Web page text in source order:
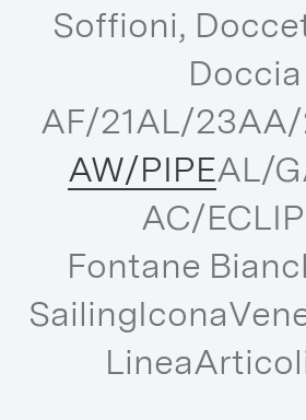
Soffioni,
Doccia
AF/21AL/23
AW/PIPEAL/
AC/
Fontane
SailingIcona
Linea